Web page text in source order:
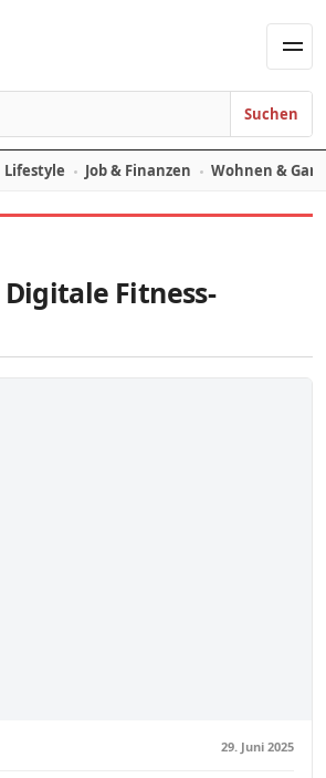
Suchen
Lifestyle Job & Finanzen Wohnen &
Digitale Fitness-
29. Juni 2025